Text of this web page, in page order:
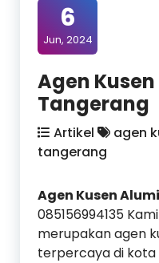
6
Jun, 2024
Agen
Tangerang
Artikel
agen
tangerang
Agen Kusen
085156994135
merupakan agen
terpercaya di kota